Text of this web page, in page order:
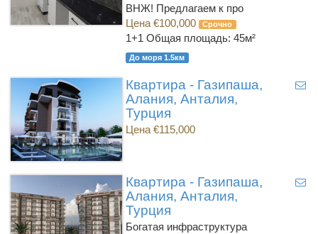
ВНЖ! Предлагаем к про
Цена €100,000
Срочно
1+1 Общая площадь: 45м²
До моря 1.5км
Квартира - Газипаша,
Алания, Анталия,
Турция
Цена €115,000
Квартира - Газипаша,
Алания, Анталия,
Турция
Богатая инфраструктура